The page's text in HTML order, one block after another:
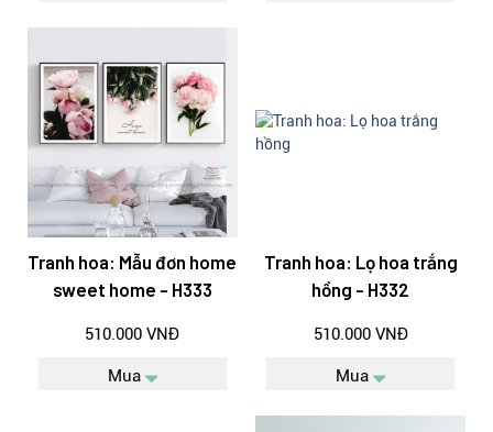
Tranh hoa: Mẫu đơn home
sweet home - H333
510.000 VNĐ
Mua
Tranh hoa: Lọ hoa trắng
hồng - H332
510.000 VNĐ
Mua